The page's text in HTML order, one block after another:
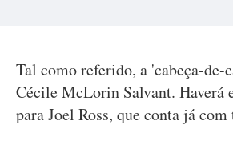
Tal como referido, a 'cabeça-de-
Cécile McLorin Salvant. Haverá
para Joel Ross, que conta já com